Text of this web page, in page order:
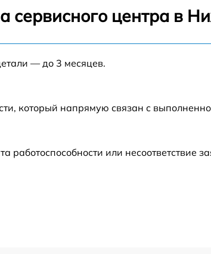
от 70 мин
от 70 мин
сервисного центра в
— до 3 месяцев.
который напрямую связан с
работоспособности или несоответствие